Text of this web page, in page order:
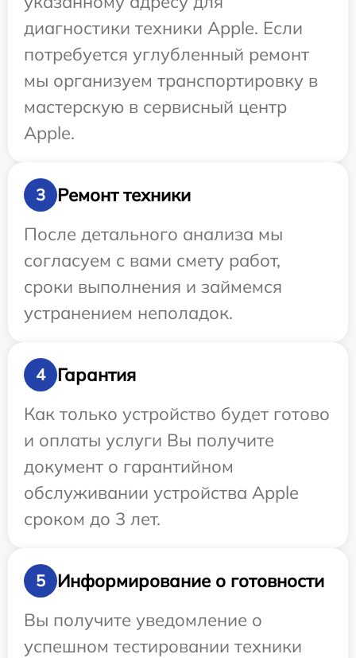
диагностики техники Apple. Если
потребуется углубленный ремонт
мы организуем транспортировку в
мастерскую в сервисный центр
Apple.
3
Ремонт техники
После детального анализа мы
согласуем с вами смету работ,
сроки выполнения и займемся
устранением неполадок.
4
Гарантия
Как только устройство будет готово
и оплаты услуги Вы получите
документ о гарантийном
обслуживании устройства Apple
сроком до 3 лет.
5
Информирование о готовности
Вы получите уведомление о
успешном тестировании техники